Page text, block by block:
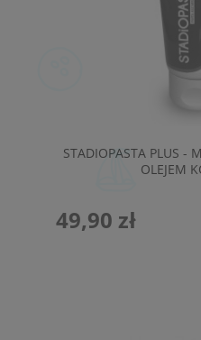
STADIOPASTA PLUS -
OLEJEM
49,90 zł